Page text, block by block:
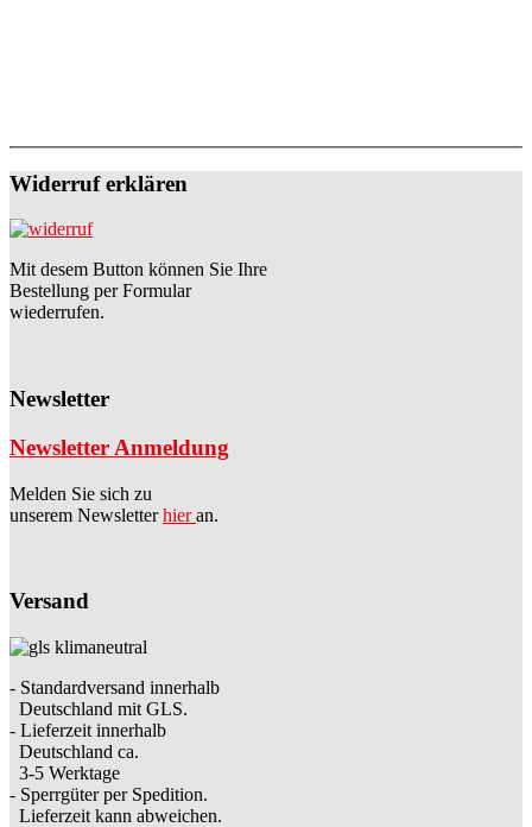
Widerruf erklären
Mit desem Button können Sie Ihre
Bestellung per Formular
wiederrufen.
Newsletter
Newsletter Anmeldung
Melden Sie sich zu
unserem Newsletterhieran.
Versand
- Standardversand innerhalb
Deutschland mit GLS.
- Lieferzeit innerhalb
Deutschland ca.
3-5 Werktage
- Sperrgüter per Spedition.
Lieferzeit kann abweichen.